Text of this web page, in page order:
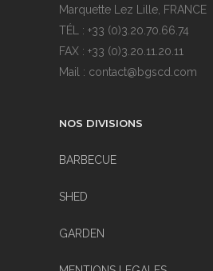
Marquette Lez Lille, FRANCE
TÉL : +33 (0)3.20.70.66.74
FAX : +33 (0)3.20.11.20.11
Mail : contact@bgscd.com
NOS DIVISIONS
BARBECUE
SHED
GARDEN